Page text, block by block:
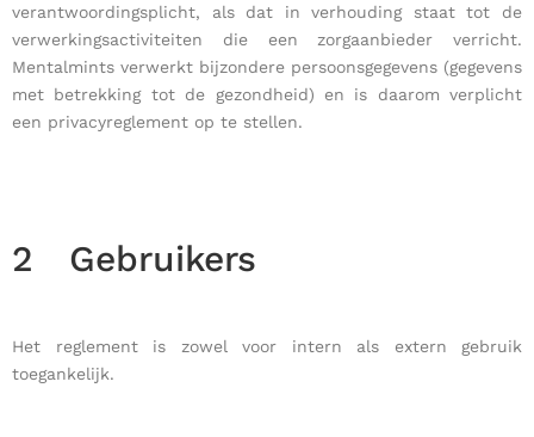
verantwoordingsplicht, als dat in verhouding staat tot de
verwerkingsactiviteiten die een zorgaanbieder verricht.
Mentalmints verwerkt bijzondere persoonsgegevens (gegevens
met betrekking tot de gezondheid) en is daarom verplicht
een privacyreglement op te stellen.
2 Gebruikers
Het reglement is zowel voor intern als extern gebruik
toegankelijk.